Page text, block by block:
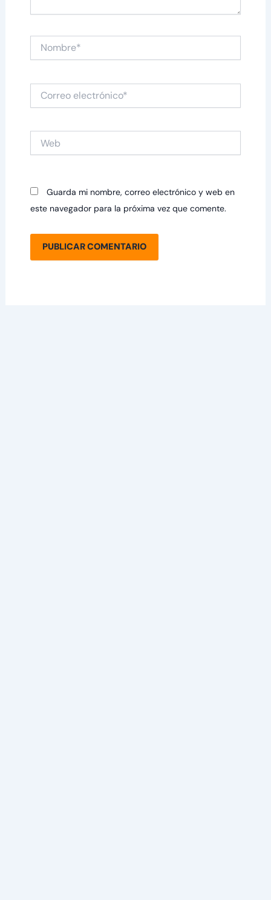
Nombre*
electrónico*
Guarda mi nombre, correo electrónico y web en
este navegador para la próxima vez que comente.